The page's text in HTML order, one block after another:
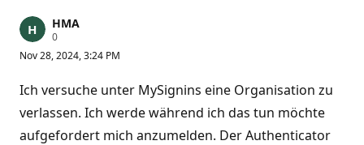
HMA
0R
p
t
a
t
i
o
Nov 28, 2024, 3:24 PM
Ich versuche unter MySignins eine Organisation zu
verlassen. Ich werde während ich das tun möchte
aufgefordert mich anzumelden. Der Authenticator